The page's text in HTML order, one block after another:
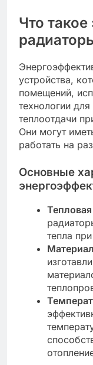
Что
устройства,
помещений,
технологии
теплоотдачи
Они могут
работать на
Основные
тепла